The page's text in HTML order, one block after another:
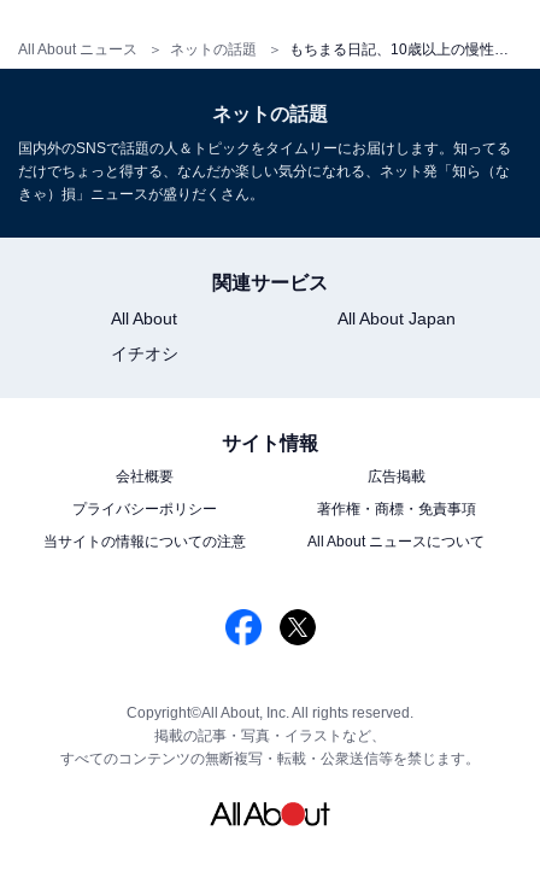
All About ニュース ネットの話題
ネットの話題
国内外のSNSで話題の人＆トピックをタイムリーにお届けします。知ってる
だけでちょっと得する、なんだか楽しい気分になれる、ネット発「知ら（な
きゃ）損」ニュースが盛りだくさん。
関連サービス
All About
All About Japan
イチオシ
サイト情報
会社概要
広告掲載
プライバシーポリシー
著作権・商標・免責事項
当サイトの情報についての注意
All About ニュースについて
Copyright©All About, Inc. All rights reserved.
掲載の記事・写真・イラストなど、
すべてのコンテンツの無断複写・転載・公衆送信等を禁じます。